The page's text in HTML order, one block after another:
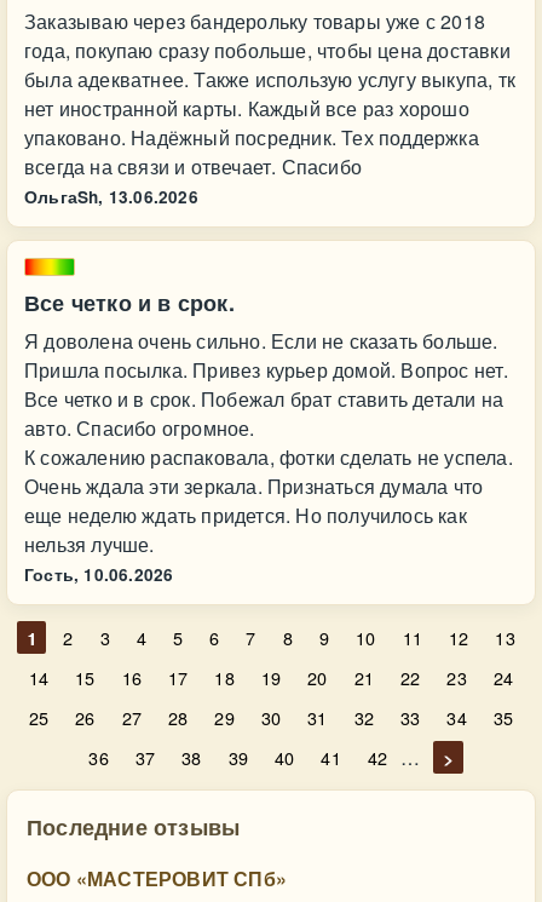
Заказываю через бандерольку товары уже с 2018
года, покупаю сразу побольше, чтобы цена доставки
была адекватнее. Также использую услугу выкупа, тк
нет иностранной карты. Каждый все раз хорошо
упаковано. Надёжный посредник. Тех поддержка
всегда на связи и отвечает. Спасибо
ОльгаSh, 13.06.2026
Все четко и в срок.
Я доволена очень сильно. Если не сказать больше.
Пришла посылка. Привез курьер домой. Вопрос нет.
Все четко и в срок. Побежал брат ставить детали на
авто. Спасибо огромное.
К сожалению распаковала, фотки сделать не успела.
Очень ждала эти зеркала. Признаться думала что
еще неделю ждать придется. Но получилось как
нельзя лучше.
Гость, 10.06.2026
1 2 3 4 5 6 7 8 9 10 11 12
13
14
15 16 17 18 19 20 21 22 23
24
25
26 27 28 29 30 31 32 33 34
35
36
37 38 39 40 41 42 … >
Последние отзывы
ООО «МАСТЕРОВИТ СПб»